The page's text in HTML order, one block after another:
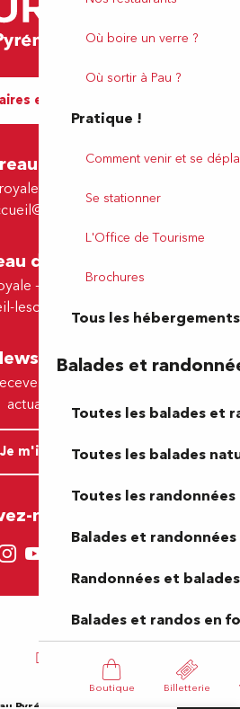
Où boire un verre ?
Où sortir à Pau ?
Pratique !
Comment venir et se
Se stationner
L'Office de Tourisme
Brochures
Tous les hébergements
Balades et
Toutes les balades et
Toutes les balades
Toutes les randonnées
Balades et
Randonnées et
Balades et randos en
Boutique Billetterie
et contact
de Pau
- 64000 Pau
de Lescar
- 64230 Lescar
lescar@tourismepau.fr
par e-mail nos offres et
actualités.
Je m'inscris
nous ici !